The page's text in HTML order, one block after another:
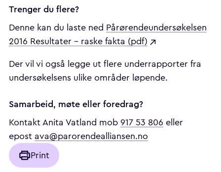
Trenger du flere?
Denne kan du laste ned Pårørendeundersøkelsen
2016 Resultater – raske fakta (pdf)
Der vil vi også legge ut flere underrapporter fra
undersøkelsens ulike områder løpende.
Samarbeid, møte eller foredrag?
Kontakt Anita Vatland mob 917 53 806 eller
epost ava@parorendealliansen.no
Print